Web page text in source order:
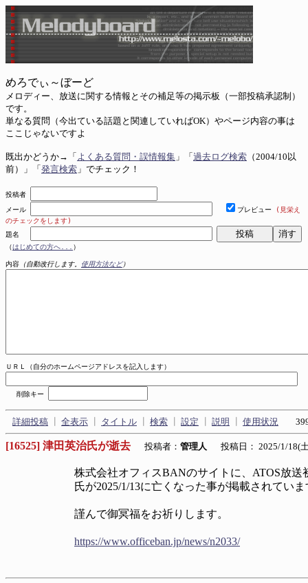
めろでぃ～ぼーど
メロディー、放送に関する情報とその補足等の掲示板（一部投稿承認制）
です。
単なる質問（今出ている話題と関連していればOK）やページ内容の事は
ここじゃないですよ
既出かどうか→「 よくある質問・誤情報集 」「 過去ログ検索 （2004/10以
前）」「 発言検索 」でチェック！
投稿者
メール
プレビュー
(見栄え
のチェックをします)
題名
（はじめての方へ... ）
内容 （自動改行します。 使用方法など）
ＵＲＬ（自分のホームページアドレスを記入します）
削除キー
詳細投稿 全表示 タイトル 検索 設定 説明 使用状況
[16525] 津田英治氏が逝去 投稿者： 管理人 投稿日： 2025/1/18(
株式会社オフィスBANのサイトに、ATOS放
氏が2025/1/13に亡くなった事が掲載されていま
謹んで御冥福をお祈りします。
https://www.officeban.jp/news/n2033/